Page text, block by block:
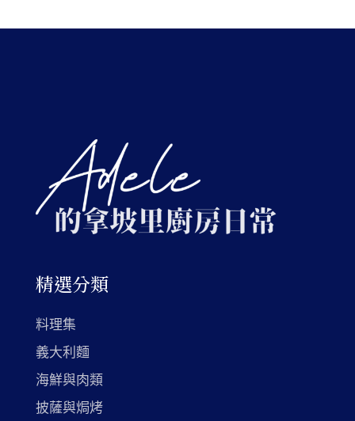
精選分類
料理集
義大利麵
海鮮與肉類
披薩與焗烤